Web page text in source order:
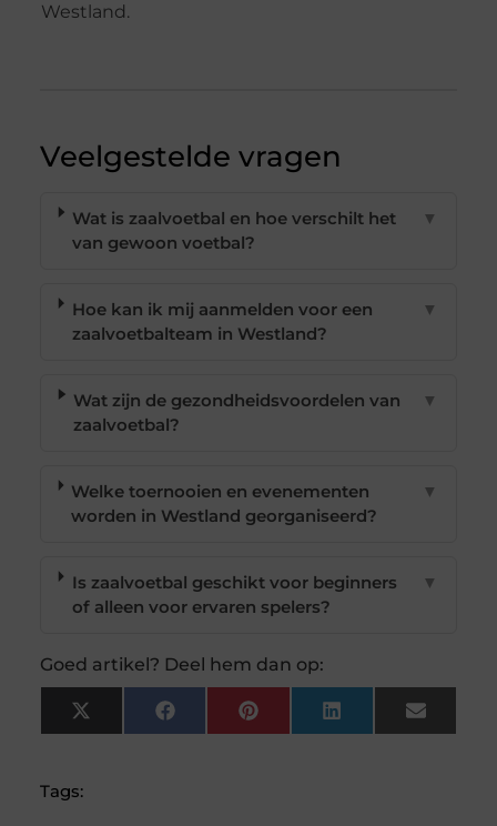
Westland.
Veelgestelde vragen
Wat is zaalvoetbal en hoe verschilt het
van gewoon voetbal?
▼
Hoe kan ik mij aanmelden voor een
zaalvoetbalteam in Westland?
▼
Wat zijn de gezondheidsvoordelen van
zaalvoetbal?
▼
Welke toernooien en evenementen
worden in Westland georganiseerd?
▼
Is zaalvoetbal geschikt voor beginners
of alleen voor ervaren spelers?
▼
Goed artikel? Deel hem dan op:
X
(Twitter)
FacebookPinterest LinkedIn Email
Tags: